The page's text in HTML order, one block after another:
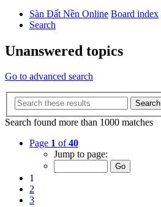
Sàn Đất Nền Online Board index
Search
Unanswered topics
Go to advanced search
Search
Search found more than 1000 matches
Page 1 of40
Jump to page:
1
2
3